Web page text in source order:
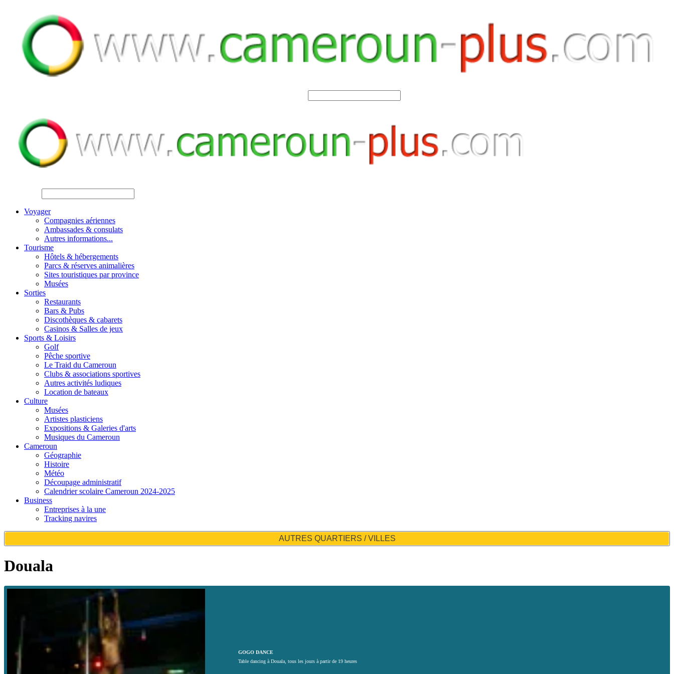
Voyager
Compagnies aériennes
Ambassades & consulats
Autres informations...
Tourisme
Hôtels & hébergements
Parcs & réserves animalières
Sites touristiques par province
Musées
Sorties
Restaurants
Bars & Pubs
Discothèques & cabarets
Casinos & Salles de jeux
Sports & Loisirs
Golf
Pêche sportive
Le Traid du Cameroun
Clubs & associations sportives
Autres activités ludiques
Location de bateaux
Culture
Musées
Artistes plasticiens
Expositions & Galeries d'arts
Musiques du Cameroun
Cameroun
Géographie
Histoire
Météo
Découpage administratif
Calendrier scolaire Cameroun 2024-2025
Business
Entreprises à la une
Tracking navires
AUTRES QUARTIERS / VILLES
Douala
GOGO DANCE
Table dancing à Douala, tous les jours à partir de 19 heures